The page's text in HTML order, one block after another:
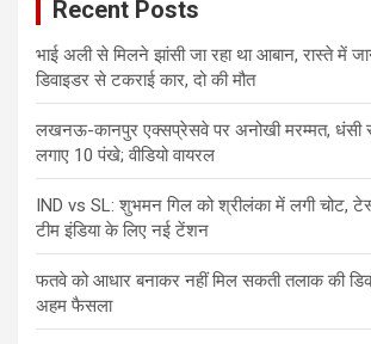
Recent Posts
भाई अली से मिलने झांसी जा रहा था आबान, रास्ते में
डिवाइडर से टकराई कार, दो की मौत
लखनऊ-कानपुर एक्सप्रेसवे पर अनोखी मरम्मत,
लगाए 10 पंखे; वीडियो वायरल
IND vs SL: शुभमन गिल को श्रीलंका में लगी चोट,
टीम इंडिया के लिए नई टेंशन
फतवे को आधार बनाकर नहीं मिल सकती तलाक की
अहम फैसला